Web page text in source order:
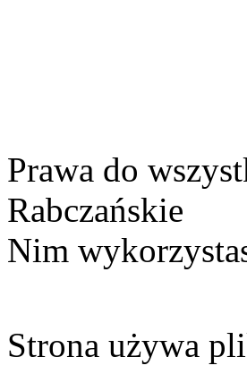
Prawa do
Rabczańskie
Nim
Strona używa